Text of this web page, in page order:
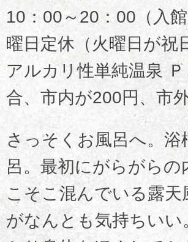
10：00～20：00（入
曜日定休（火曜日が祝
アルカリ性単純温泉
合、市内が200円、市
さっそくお風呂へ。
呂。最初にがらがら
こそこ混んでいる露
がなんとも気持ちい